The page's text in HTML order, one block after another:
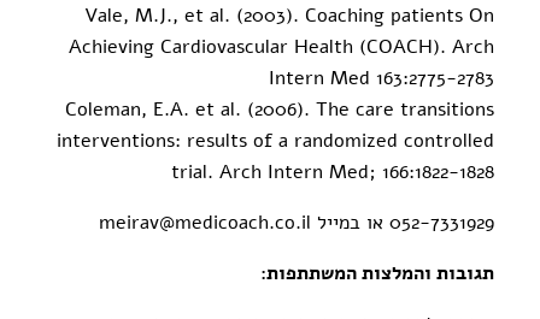
Vale, M.J., et al. (2003). Coaching patients On
Achieving Cardiovascular Health (COACH). Arch
Intern Med 163:2775-2783
Coleman, E.A. et al. (2006). The care transitions
interventions: results of a randomized controlled
trial. Arch Intern Med; 166:1822-1828
052-7331929 או במייל meirav@medicoach.co.il
תגובות והמלצות המשתתפות: